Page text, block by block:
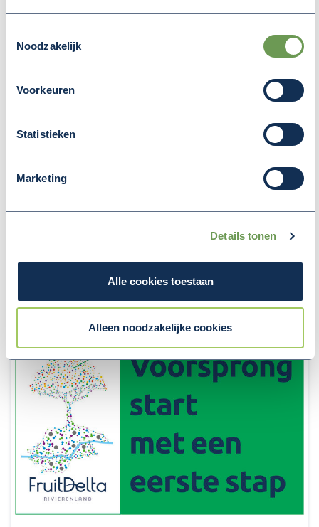
Noodzakelijk
Voorkeuren
Statistieken
Marketing
Details tonen
Alle cookies toestaan
Alleen noodzakelijke cookies
(Opent in een nieuw venster)
(Opent in een nieuw
(Opent in een nieuw
MEER NIEUWS